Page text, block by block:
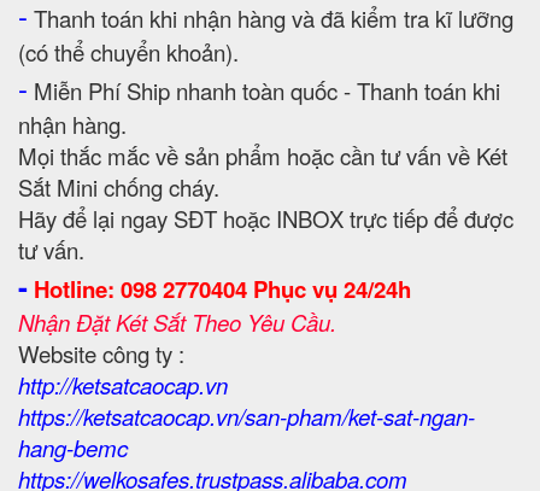
- Thanh toán khi nhận hàng và đã kiểm tra kĩ lưỡng
(có thể chuyển khoản).
- Miễn Phí Ship nhanh toàn quốc - Thanh toán khi
nhận hàng.
Mọi thắc mắc về sản phẩm hoặc cần tư vấn về Két
Sắt Mini chống cháy.
Hãy để lại ngay SĐT hoặc INBOX trực tiếp để được
tư vấn.
- Hotline: 098 2770404 Phục vụ 24/24h
Nhận Đặt Két Sắt Theo Yêu Cầu.
Website công ty :
http://ketsatcaocap.vn
https://ketsatcaocap.vn/san-pham/ket-sat-ngan-
hang-bemc
https://welkosafes.trustpass.alibaba.com